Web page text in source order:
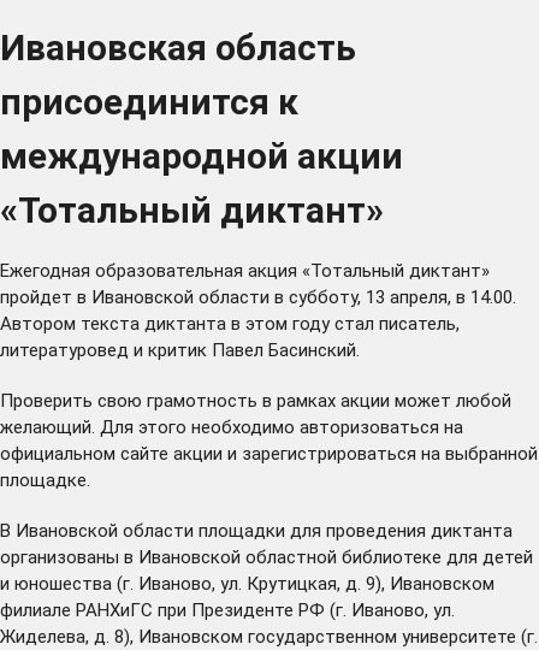
Ивановская область
присоединится к
международной акции
«Тотальный диктант»
Ежегодная образовательная акция «Тотальный диктант»
пройдет в Ивановской области в субботу, 13 апреля, в 14.00.
Автором текста диктанта в этом году стал писатель,
литературовед и критик Павел Басинский.
Проверить свою грамотность в рамках акции может любой
желающий. Для этого необходимо авторизоваться на
официальном сайте акции и зарегистрироваться на выбранной
площадке.
В Ивановской области площадки для проведения диктанта
организованы в Ивановской областной библиотеке для детей
и юношества (г. Иваново, ул. Крутицкая, д. 9), Ивановском
филиале РАНХиГС при Президенте РФ (г. Иваново, ул.
Жиделева, д. 8), Ивановском государственном университете (г.